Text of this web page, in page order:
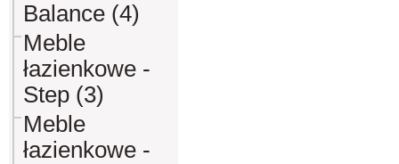
Balance (4)
Meble
łazienkowe -
Step (3)
Meble
łazienkowe -